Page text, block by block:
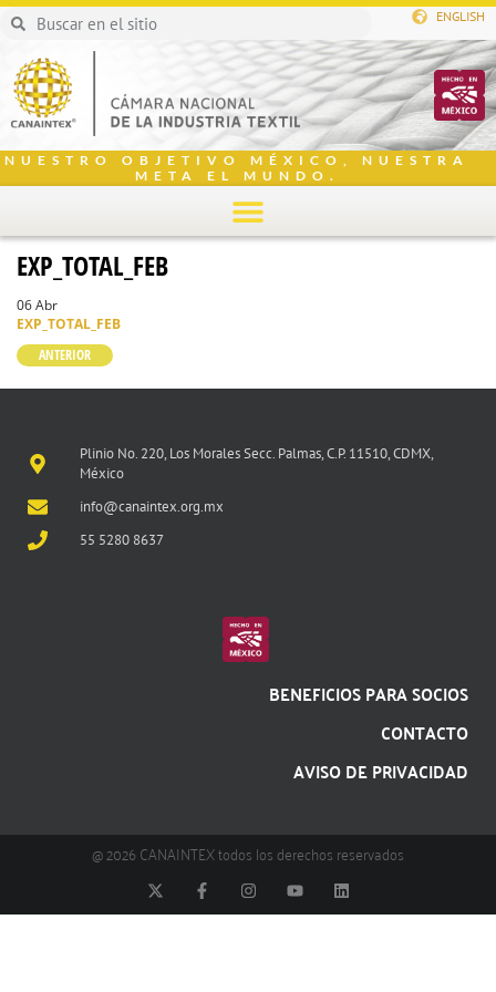
ENGLISH
NUESTRO OBJETIVO MÉXICO, NUESTRA
META EL MUNDO.
EXP_TOTAL_FEB
06 Abr
EXP_TOTAL_FEB
ANTERIOR
Plinio No. 220, Los Morales Secc. Palmas, C.P. 11510, CDMX,
México
info@canaintex.org.mx
55 5280 8637
BENEFICIOS PARA SOCIOS
CONTACTO
AVISO DE PRIVACIDAD
@ 2026 CANAINTEX todos los derechos reservados